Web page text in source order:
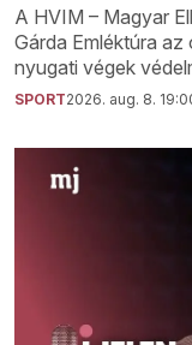
A HVIM – Magyar
Gárda Emléktúra
nyugati végek
SPORT2026. aug. 8.